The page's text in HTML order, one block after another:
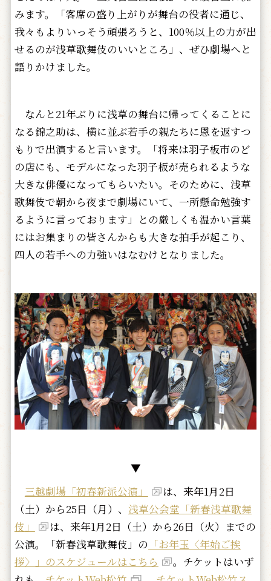
みます。「客席の盛り上がりが舞台の役者に通じ、
我々もよりいっそう頑張ろうと、100％以上の力が出
せるのが浅草歌舞伎のいいところ」、ぜひ劇場へと
語りかけました。
なんと21年ぶりに浅草の舞台に帰ってくることに
なる錦之助は、横に並ぶ若手の親たちに恩を返すつ
もりで出演すると言います。「将来は羽子板市のど
の店にも、モデルになった羽子板が売られるような
大きな俳優になってもらいたい。そのために、浅草
歌舞伎で朝から夜まで劇場にいて、一所懸命勉強す
るように言っております」との厳しくも温かい言葉
にはお集まりの皆さんからも大きな拍手が起こり、
四人の若手への力強いはなむけとなりました。
▼
三越劇場「初春新派公演」
は、来年1月2日
（土）から25日（月）、 浅草公会堂「新春浅草歌舞
伎」
は、来年1月2日（土）から26日（火）までの
公演。「新春浅草歌舞伎」の 「お年玉〈年始ご挨
拶〉」のスケジュールはこちら
。チケットはいず